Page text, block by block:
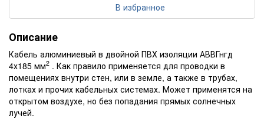
В избранное
Описание
Кабель алюминиевый в двойной ПВХ изоляции АВВГнгд
4х185 мм2 . Как правило применяется для проводки в
помещениях внутри стен, или в земле, а также в трубах,
лотках и прочих кабельных системах. Может применятся на
открытом воздухе, но без попадания прямых солнечных
лучей.